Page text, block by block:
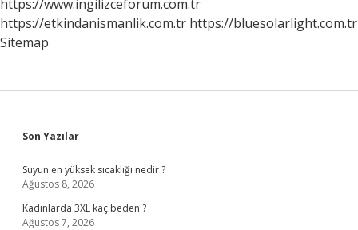
https://www.ingilizceforum.com.tr
https://etkindanismanlik.com.tr https://bluesolarlight.com.tr
Sitemap
Sidebar
Son Yazılar
Suyun en yüksek sıcaklığı nedir ?
Ağustos 8, 2026
Kadınlarda 3XL kaç beden ?
Ağustos 7, 2026